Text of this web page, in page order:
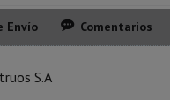
Envío Comentarios
S.A